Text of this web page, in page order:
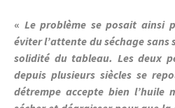
« Le problème se posait ainsi
éviter l’attente du séchage
solidité du tableau. Les deux
depuis plusieurs siècles se
détrempe accepte bien